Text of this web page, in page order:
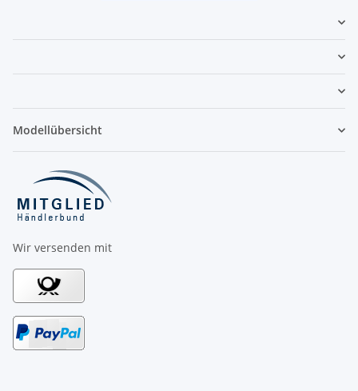
Modellübersicht
Wir versenden mit